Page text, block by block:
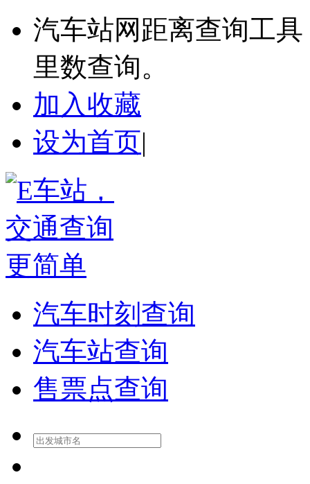
汽车站网距离查询工
里数查询。
加入收藏
设为首页|
汽车时刻查询
汽车站查询
售票点查询